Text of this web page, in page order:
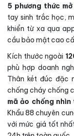
5 phương thức
tay sinh trắc học,
khiển từ xa qua
cầu bảo mật cao
Kích thước ngoài
phù hợp doanh
Thân két đúc đặc
chống cháy chống
mã ảo chống nhìn
Khẩu 88 chuyên
với mức giá tốt